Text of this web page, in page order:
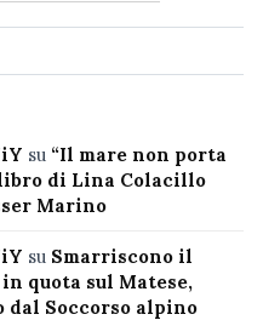
su “Il mare non porta
di Lina Colacillo
Marino
su Smarriscono il
quota sul Matese,
Soccorso alpino